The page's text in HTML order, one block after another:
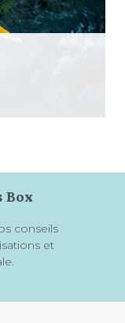
Box
conseils
et